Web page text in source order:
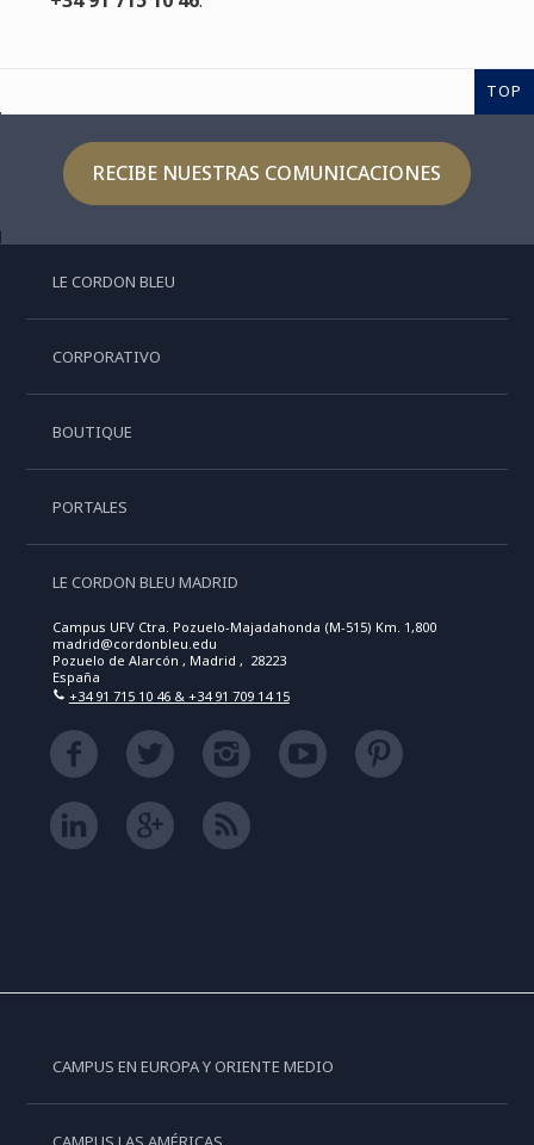
TOP
RECIBE NUESTRAS COMUNICACIONES
LE CORDON BLEU
CORPORATIVO
BOUTIQUE
PORTALES
LE CORDON BLEU MADRID
Campus UFV Ctra. Pozuelo-Majadahonda (M-515) Km. 1,800
madrid@cordonbleu.edu
Pozuelo de Alarcón , Madrid , 28223
España
+34 91 715 10 46 & +34 91 709 14 15
CAMPUS EN EUROPA Y ORIENTE MEDIO